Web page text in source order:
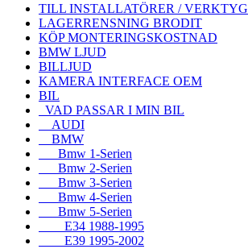
TILL INSTALLATÖRER / VERKTYG
LAGERRENSNING BRODIT
KÖP MONTERINGSKOSTNAD
BMW LJUD
BILLJUD
KAMERA INTERFACE OEM
BIL
VAD PASSAR I MIN BIL
AUDI
BMW
Bmw 1-Serien
Bmw 2-Serien
Bmw 3-Serien
Bmw 4-Serien
Bmw 5-Serien
E34 1988-1995
E39 1995-2002